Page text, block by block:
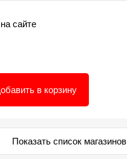
сайте
в корзину
Показать список магазинов